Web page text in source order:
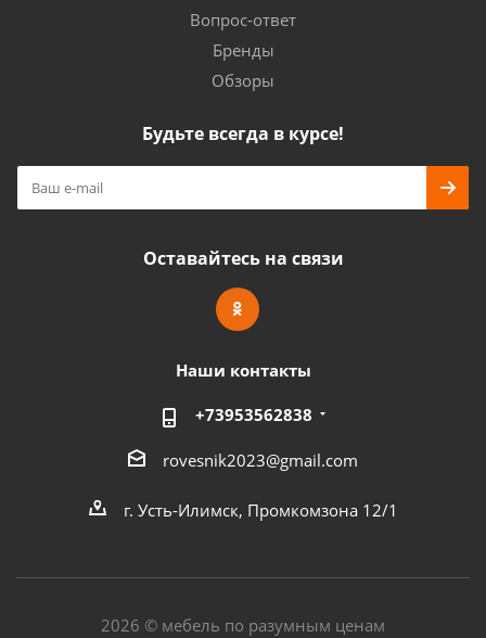
Вопрос-ответ
Бренды
Обзоры
Будьте всегда в курсе!
Оставайтесь на связи
Наши контакты
+73953562838
rovesnik2023@gmail.com
г. Усть-Илимск, Промкомзона 12/1
2026 © мебель по разумным ценам